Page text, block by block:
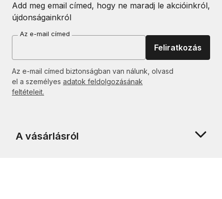
Add meg email címed, hogy ne maradj le akcióinkról,
újdonságainkról
Az e-mail címed
Feliratkozás
Az e-mail címed biztonságban van nálunk, olvasd
el a személyes adatok feldolgozásának
feltételeit.
A vásárlásról